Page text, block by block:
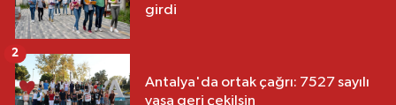
girdi
Antalya'da ortak çağrı: 7527 sayılı
yasa geri çekilsin
2